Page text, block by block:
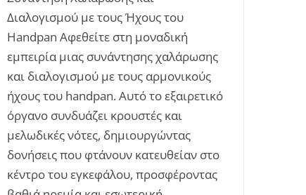
Διαλογισμού με τους Ήχους του
Handpan Αφεθείτε στη μοναδική
εμπειρία μιας συνάντησης χαλάρωσης
και διαλογισμού με τους αρμονικούς
ήχους του handpan. Αυτό το εξαιρετικό
όργανο συνδυάζει κρουστές και
μελωδικές νότες, δημιουργώντας
δονήσεις που φτάνουν κατευθείαν στο
κέντρο του εγκεφάλου, προσφέροντας